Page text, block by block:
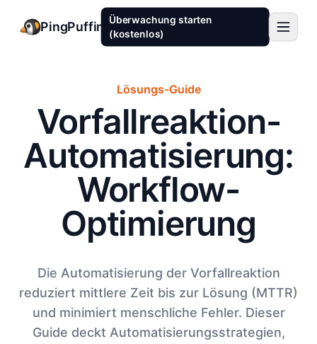
PingPuffin Überwachung starten
(kostenlos)
Lösungs-Guide
Vorfallreaktion-
Automatisierung:
Workflow-
Optimierung
Die Automatisierung der Vorfallreaktion
reduziert mittlere Zeit bis zur Lösung (MTTR)
und minimiert menschliche Fehler. Dieser
Guide deckt Automatisierungsstrategien,